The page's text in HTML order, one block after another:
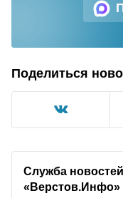
Поделиться
Служба новостей
«Верстов.Инфо»